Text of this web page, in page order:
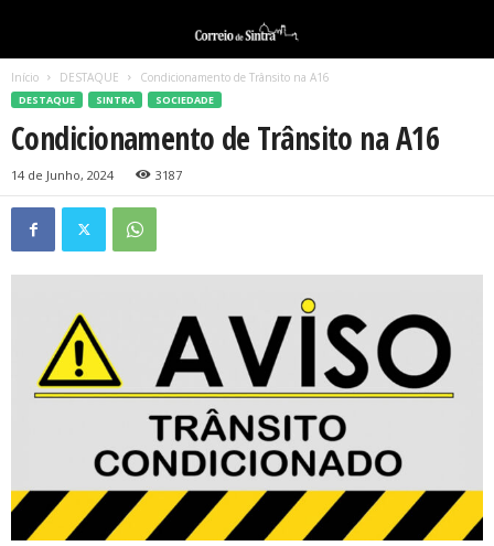
Início DESTAQUE Condicionamento de Trânsito na A16
DESTAQUE SINTRA SOCIEDADE
Condicionamento de Trânsito na A16
14 de Junho, 2024 3187